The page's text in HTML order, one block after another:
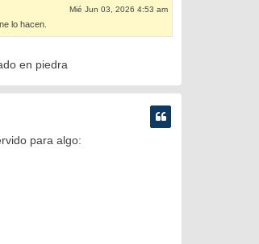
Mié Jun 03, 2026 4:53 am
lo hacen.
en piedra
para algo: